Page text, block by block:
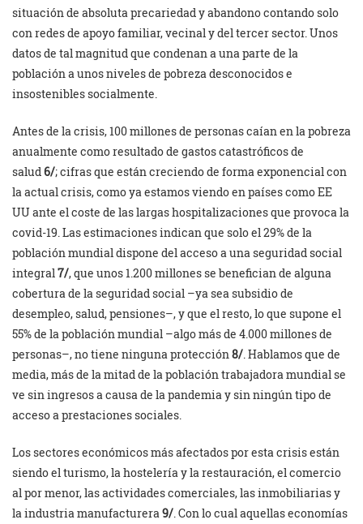
situación de absoluta precariedad y abandono contando solo
con redes de apoyo familiar, vecinal y del tercer sector. Unos
datos de tal magnitud que condenan a una parte de la
población a unos niveles de pobreza desconocidos e
insostenibles socialmente.
Antes de la crisis, 100 millones de personas caían en la pobreza
anualmente como resultado de gastos catastróficos de
salud 6/; cifras que están creciendo de forma exponencial con
la actual crisis, como ya estamos viendo en países como EE
UU ante el coste de las largas hospitalizaciones que provoca la
covid-19. Las estimaciones indican que solo el 29% de la
población mundial dispone del acceso a una seguridad social
integral 7/, que unos 1.200 millones se benefician de alguna
cobertura de la seguridad social –ya sea subsidio de
desempleo, salud, pensiones–, y que el resto, lo que supone el
55% de la población mundial –algo más de 4.000 millones de
personas–, no tiene ninguna protección 8/ . Hablamos que de
media, más de la mitad de la población trabajadora mundial se
ve sin ingresos a causa de la pandemia y sin ningún tipo de
acceso a prestaciones sociales.
Los sectores económicos más afectados por esta crisis están
siendo el turismo, la hostelería y la restauración, el comercio
al por menor, las actividades comerciales, las inmobiliarias y
la industria manufacturera 9/ . Con lo cual aquellas economías